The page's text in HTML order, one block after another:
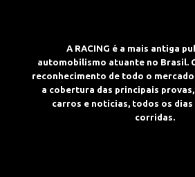
A RACING é a mais antiga
automobilismo atuante no Brasil.
reconhecimento de todo o
a cobertura das principais
carros e notícias, todos os dias
corridas.